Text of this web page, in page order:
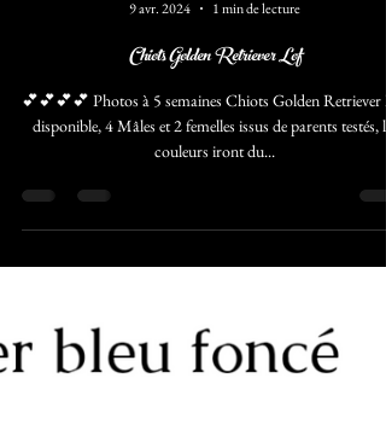
Domaine Andilly
9 avr. 2024
1 min de lecture
Chiots Golden Retriever Lof
💕💕💕💕 Photos à 5 semaines Chiots Golden Retriever